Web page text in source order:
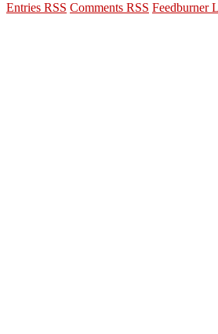
Entries RSS Comments RSS Feedburner